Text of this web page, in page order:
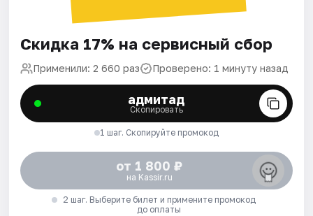
Скидка 17% на сервисный сбор
Применили: 2 660 раз Проверено: 1 минуту назад
адмитад
Скопировать
1 шаг. Скопируйте промокод
от 1 800 ₽
на Kassir.ru
2 шаг. Выберите билет и примените промокод
до оплаты